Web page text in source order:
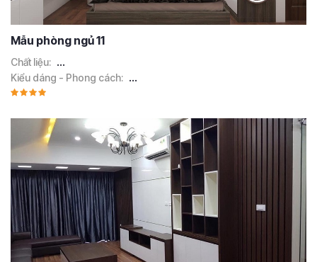
Mẫu phòng ngủ 11
Chất liệu: ...
Kiểu dáng - Phong cách: ...